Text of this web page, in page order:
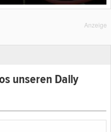
Anzeige
unseren Daily